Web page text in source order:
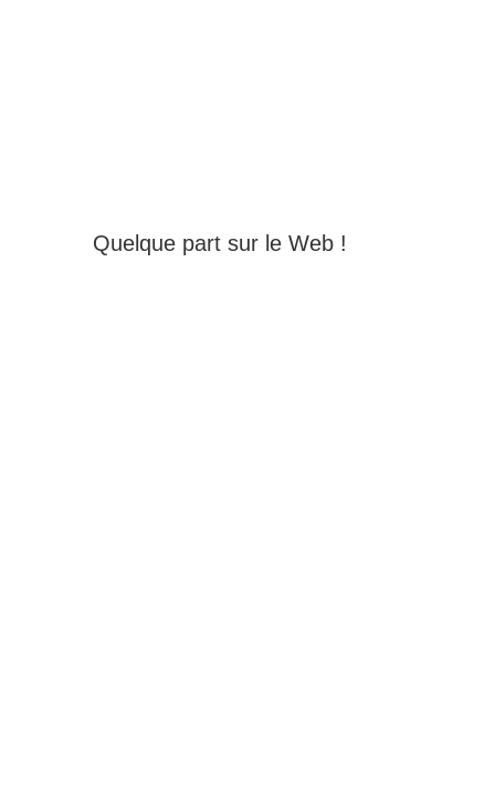
Quelque part sur le Web !